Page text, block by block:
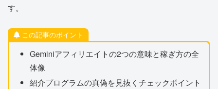
す。
この記事のポイント
Geminiアフィリエイトの2つの意味と稼ぎ方の全
体像
紹介プログラムの真偽を見抜くチェックポイント